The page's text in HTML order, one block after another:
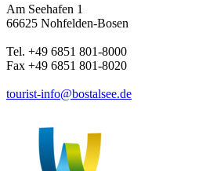
Am Seehafen 1
66625 Nohfelden-Bosen
Tel. +49 6851 801-8000
Fax +49 6851 801-8020
tourist-info@bostalsee.de